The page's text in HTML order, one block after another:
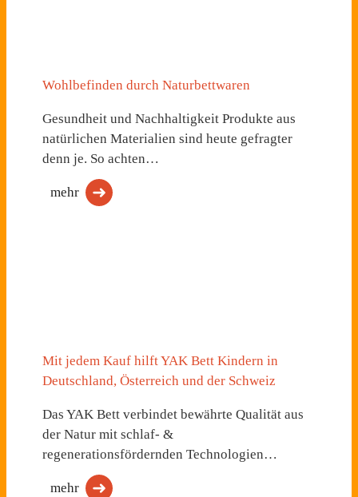
Wohlbefinden durch Naturbettwaren
Gesundheit und Nachhaltigkeit Produkte aus
natürlichen Materialien sind heute gefragter
denn je. So achten…
mehr
Mit jedem Kauf hilft YAK Bett Kindern in
Deutschland, Österreich und der Schweiz
Das YAK Bett verbindet bewährte Qualität aus
der Natur mit schlaf- &
regenerationsfördernden Technologien…
mehr